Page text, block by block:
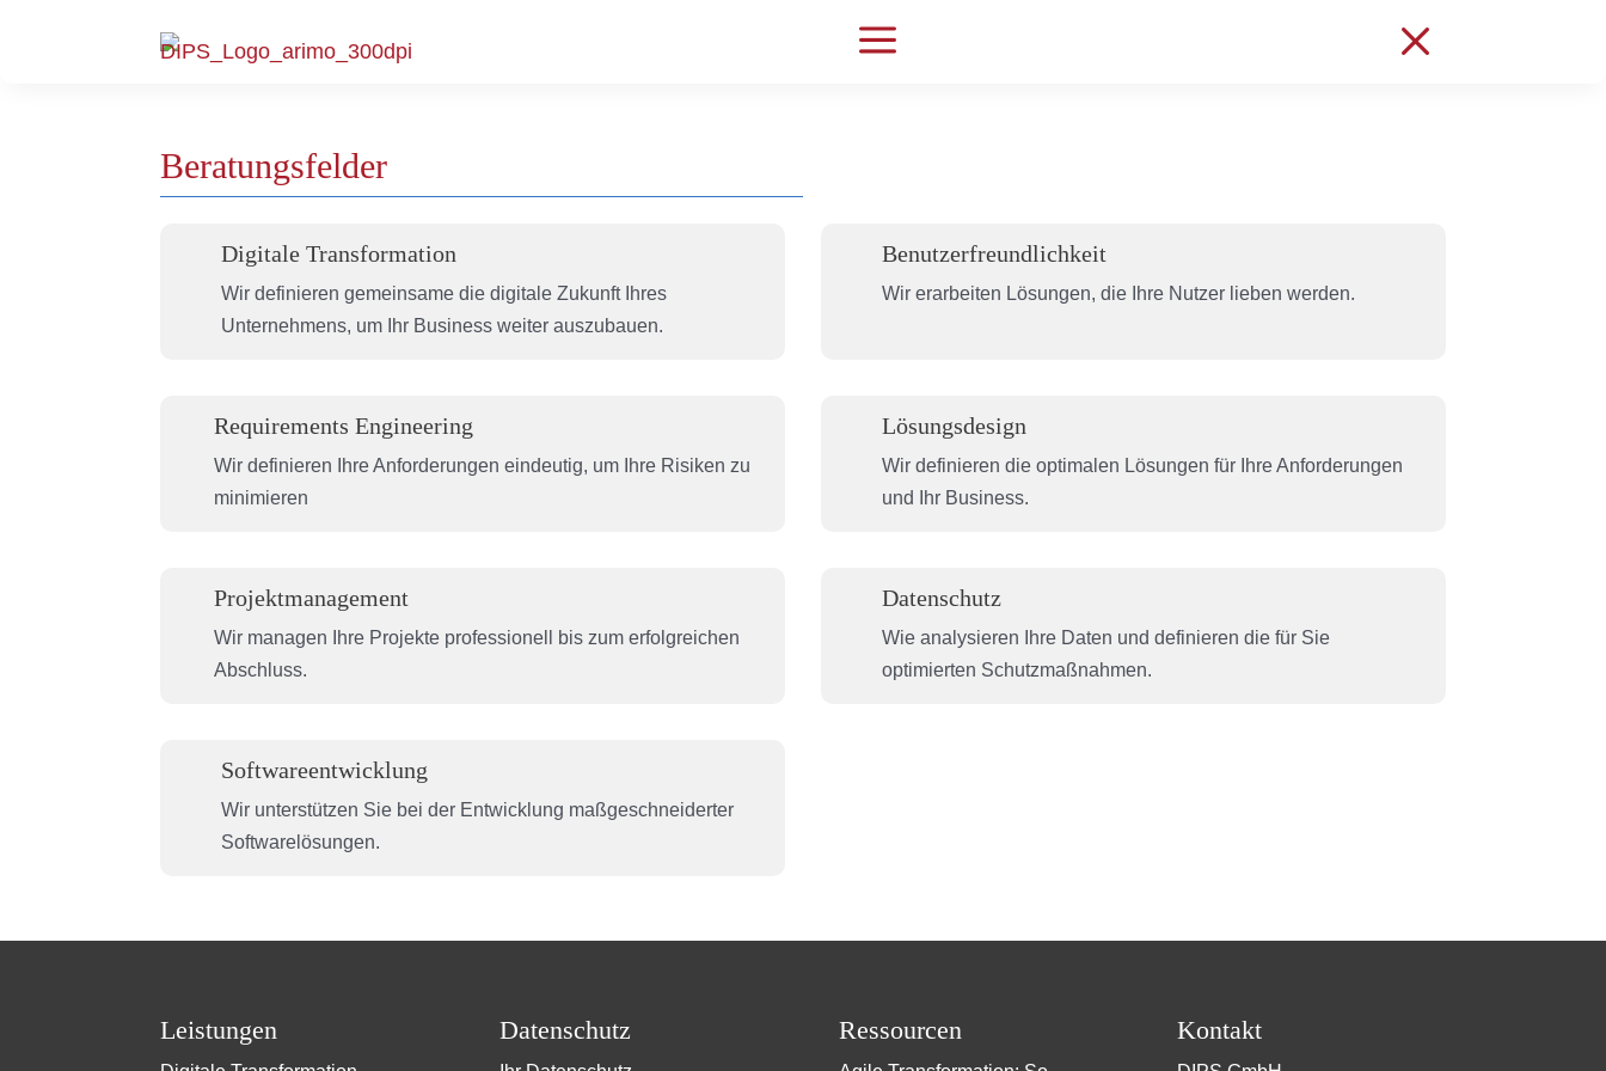
a M
Beratungsfelder
Digitale Transformation
Wir definieren gemeinsame die digitale Zukunft Ihres
Unternehmens, um Ihr Business weiter auszubauen.
Benutzerfreundlichkeit
Wir erarbeiten Lösungen, die Ihre Nutzer lieben werden.
Requirements Engineering
Wir definieren Ihre Anforderungen eindeutig, um Ihre Risiken zu
minimieren
Lösungsdesign
Wir definieren die optimalen Lösungen für Ihre Anforderungen
und Ihr Business.
Projektmanagement
Wir managen Ihre Projekte professionell bis zum erfolgreichen
Abschluss.
Datenschutz
Wie analysieren Ihre Daten und definieren die für Sie
optimierten Schutzmaßnahmen.
Softwareentwicklung
Wir unterstützen Sie bei der Entwicklung maßgeschneiderter
Softwarelösungen.
Leistungen Datenschutz Ressourcen Kontakt